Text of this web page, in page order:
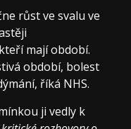
růst ve svalu ve
mají období.
období, bolest
říká NHS.
ji vedly k